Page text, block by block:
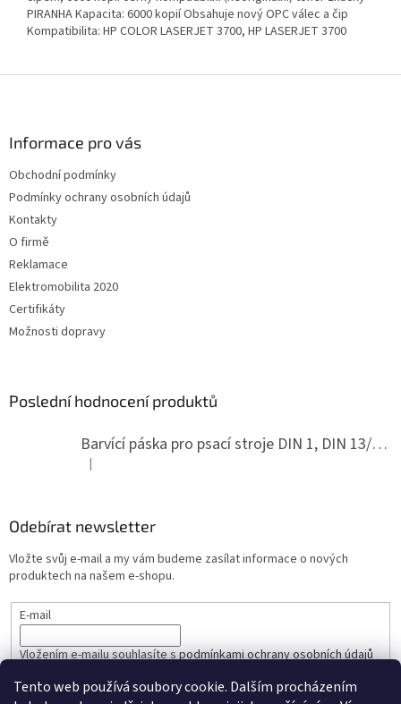
Tento web používá soubory cookie. Dalším procházením
PIRANHA Kapacita: 6000 kopií Obsahuje nový OPC válec a čip
Kompatibilita: HP COLOR LASERJET 3700, HP LASERJET 3700
Informace pro vás
Obchodní podmínky
Podmínky ochrany osobních údajů
Kontakty
O firmě
Reklamace
Elektromobilita 2020
Certifikáty
Možnosti dopravy
Poslední hodnocení produktů
Barvící páska pro psací stroje DIN 1, DIN 13/10, LAND, PA červenočerná
Hodnocení produktu je 5 z 5 hvězdiček.
|
Odebírat newsletter
Vložte svůj e-mail a my vám budeme zasílat informace o nových
produktech na našem e-shopu.
E-mail
Vložením e-mailu souhlasíte spodmínkami ochrany osobních údajů
PŘIHLÁSIT SE